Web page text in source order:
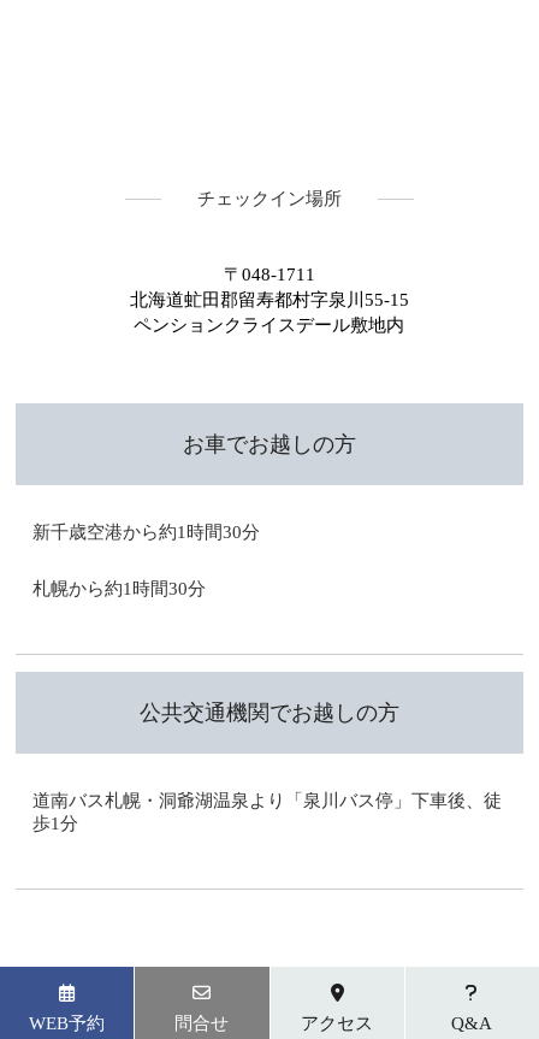
チェックイン場所
〒048-1711
北海道虻田郡留寿都村字泉川55-15
ペンションクライスデール敷地内
お車でお越しの方
新千歳空港から約1時間30分
札幌から約1時間30分
公共交通機関でお越しの方
道南バス札幌・洞爺湖温泉より「泉川バス停」下車後、徒
歩1分
WEB予約 問合せ アクセス Q&A